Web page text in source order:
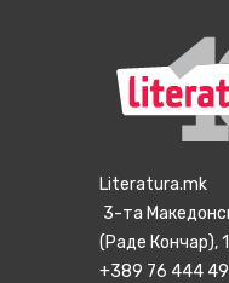
Literatura.mk
3-та
(Раде Кончар),
+389 76 444